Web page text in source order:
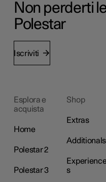
Non perderti
Polestar
Iscriviti
Esplora e
acquista
Home
Polestar 2
Polestar 3
Shop
Extras
Additionals
s